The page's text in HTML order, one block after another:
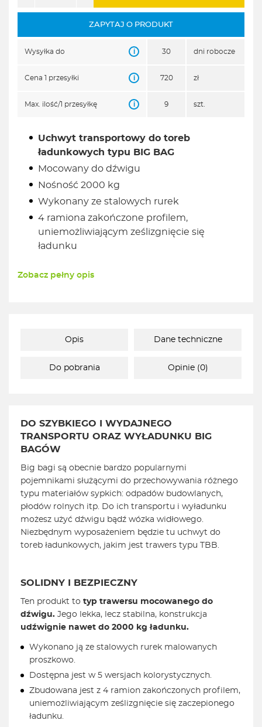
ZAPYTAJ O PRODUKT
Wysyłka do i 30 dni robocze
Cena 1 przesyłki i 720 zł
Max. ilość/1 przesyłkę i 9 szt.
Uchwyt transportowy do toreb
ładunkowych typu BIG BAG
Mocowany do dźwigu
Nośność 2000 kg
Wykonany ze stalowych rurek
4 ramiona zakończone profilem,
uniemożliwiającym ześlizgnięcie się
ładunku
Zobacz pełny opis
Opis Dane techniczne
Do pobrania Opinie (0)
DO SZYBKIEGO I WYDAJNEGO
TRANSPORTU ORAZ WYŁADUNKU BIG
BAGÓW
Big bagi są obecnie bardzo popularnymi
pojemnikami służącymi do przechowywania różnego
typu materiałów sypkich: odpadów budowlanych,
płodów rolnych itp. Do ich transportu i wyładunku
możesz użyć dźwigu bądź wózka widłowego.
Niezbędnym wyposażeniem będzie tu uchwyt do
toreb ładunkowych, jakim jest trawers typu TBB.
SOLIDNY I BEZPIECZNY
Ten produkt to typ trawersu mocowanego do
dźwigu. Jego lekka, lecz stabilna, konstrukcja
udźwignie nawet do 2000 kg ładunku.
Wykonano ją ze stalowych rurek malowanych
proszkowo.
Dostępna jest w 5 wersjach kolorystycznych.
Zbudowana jest z 4 ramion zakończonych profilem,
uniemożliwiającym ześlizgnięcie się zaczepionego
ładunku.